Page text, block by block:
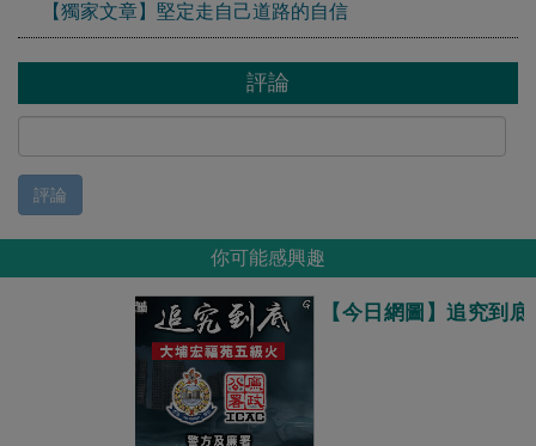
【獨家文章】堅定走自己道路的自信
評論
評論
你可能感興趣
【今日網圖】追究到底